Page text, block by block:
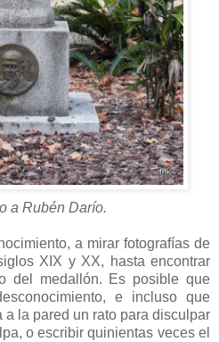
a Rubén Darío.
a mirar fotografías de
XIX y XX, hasta encontrar
del medallón. Es posible que
e incluso que
a la pared un rato para disculpar
o escribir quinientas veces el